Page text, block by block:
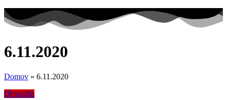
6.11.2020
Domov » 6.11.2020
Obvestila